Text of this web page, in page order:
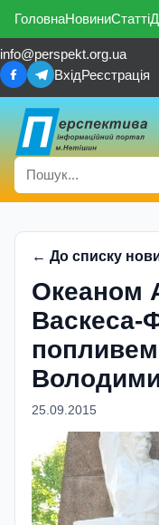
ГоловнаНовиниСтатті
info@perspekt.org.ua
ВхідРеєстрація
← До списку
Океаном
Васкеса-
25.09.2015